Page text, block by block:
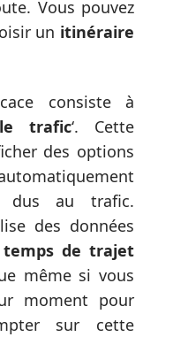
Vous pouvez
un itinéraire
consiste à
trafic‘. Cette
des options
dus au trafic.
des données
temps de trajet
même si vous
moment pour
sur cette